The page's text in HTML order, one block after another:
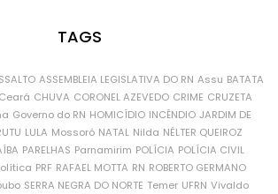
TAGS
ASSEMBLEIA LEGISLATIVA DO RN Assu BATATA
Ceará CHUVA CORONEL AZEVEDO CRIME CRUZETA
Governo do RN HOMICÍDIO INCÊNDIO JARDIM DE
LULA Mossoró NATAL Nilda NÉLTER QUEIROZ
PARELHAS Parnamirim POLÍCIA POLÍCIA CIVIL
PRF RAFAEL MOTTA RN ROBERTO GERMANO
SERRA NEGRA DO NORTE Temer UFRN Vivaldo